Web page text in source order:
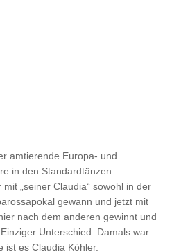
amtierende Europa- und
in den Standardtänzen
„seiner Claudia“ sowohl in der
gewann und jetzt mit
nach dem anderen gewinnt und
Unterschied: Damals war
ist es Claudia Köhler.